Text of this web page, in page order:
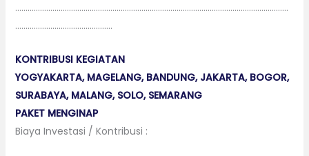
……………………………………………………………………………………………………………………
………………………………………..
KONTRIBUSI KEGIATAN
YOGYAKARTA, MAGELANG, BANDUNG, JAKARTA, BOGOR,
SURABAYA, MALANG, SOLO, SEMARANG
PAKET MENGINAP
Biaya Investasi / Kontribusi :